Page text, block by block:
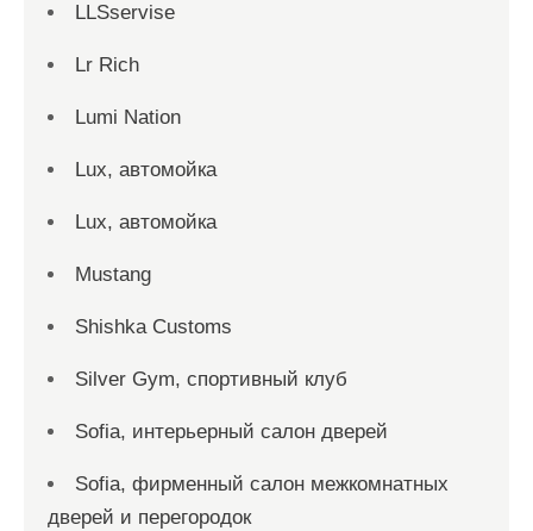
LLSservise
Lr Rich
Lumi Nation
Lux, автомойка
Lux, автомойка
Mustang
Shishka Customs
Silver Gym, спортивный клуб
Sofia, интерьерный салон дверей
Sofia, фирменный салон межкомнатных
дверей и перегородок